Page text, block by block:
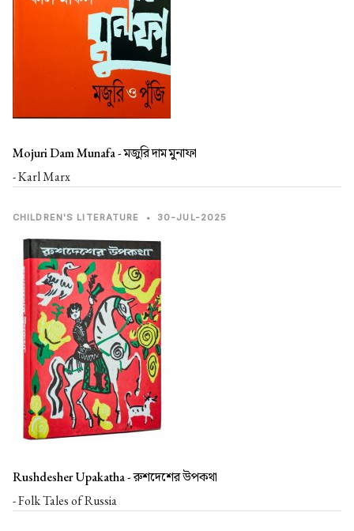
Mojuri Dam Munafa -মজুরি দাম মুনাফা
- Karl Marx
CHILDREN'S LITERATURE • 30-JUL-2025
Rushdesher Upakatha -রুশদেশের উপকথা
- Folk Tales of Russia